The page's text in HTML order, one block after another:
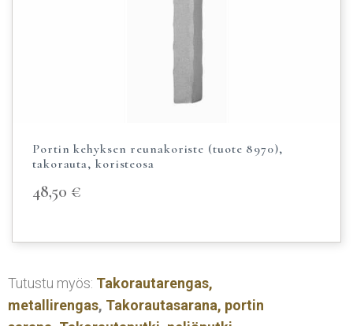
Portin kehyksen reunakoriste (tuote 8970),
takorauta, koristeosa
48,50 €
Tutustu myös: Takorautarengas,
metallirengas, Takorautasarana, portin